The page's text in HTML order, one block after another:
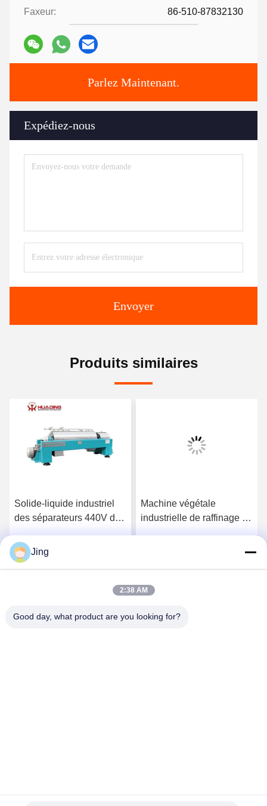
Faxeur: 86-510-87832130
Parlez Maintenant.
Expédiez-nous
Envoyer
Produits similaires
Solide-liquide industriel
des séparateurs 440V de
décanteur de LW
Parlez Maintenant.
Machine végétale
industrielle de raffinage du
Jing
2:38 AM
Good day, what product are you looking for?